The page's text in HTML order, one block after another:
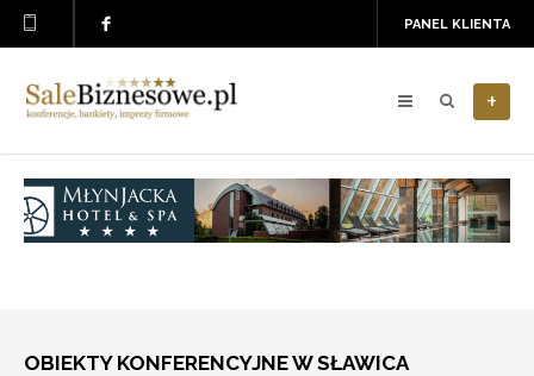
PANEL KLIENTA
+
OBIEKTY KONFERENCYJNE W SŁAWICA